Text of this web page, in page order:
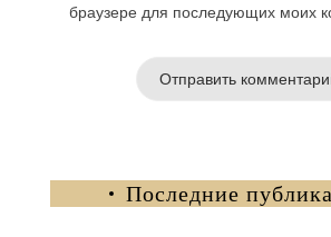
браузере для последующих моих
Последние